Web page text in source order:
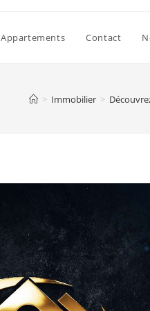
Appartements Contact
> Immobilier >